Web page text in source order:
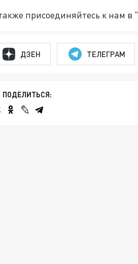
присоединяйтесь к нам в "
ДЗЕН ТЕЛЕГРАМ
ПОДЕЛИТЬСЯ: